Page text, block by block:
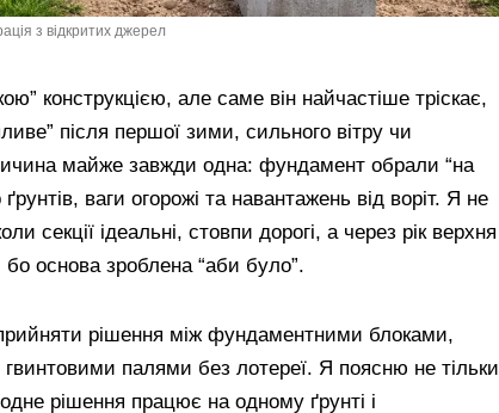
з відкритих джерел
конструкцією, але саме він найчастіше тріскає,
після першої зими, сильного вітру чи
майже завжди одна: фундамент обрали “на
ваги огорожі та навантажень від воріт. Я не
секції ідеальні, стовпи дорогі, а через рік верхня
бо основа зроблена “аби було”.
рішення між фундаментними блоками,
гвинтовими палями без лотереї. Я поясню не тільки
рішення працює на одному ґрунті і